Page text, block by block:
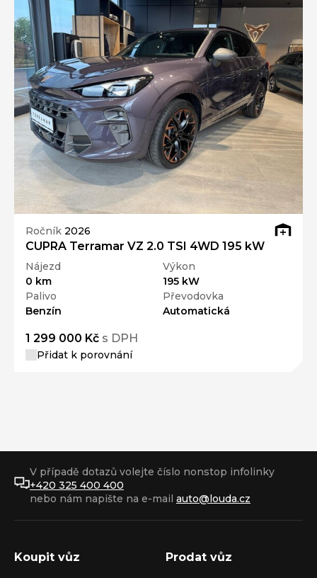
Ročník 2026
CUPRA Terramar VZ 2.0 TSI 4WD 195 kW
Nájezd
0 km
Výkon
195 kW
Palivo
Benzín
Převodovka
Automatická
1 299 000 Kč s DPH
Přidat k porovnání
V případě dotazů volejte číslo nonstop infolinky
+420 325 400 400
nebo nám napište na e-mail auto@louda.cz
Koupit vůz Prodat vůz